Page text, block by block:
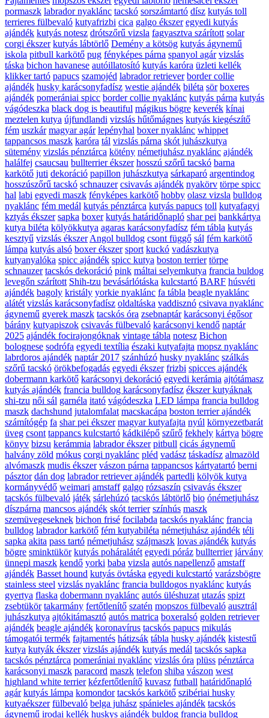
pormaszk labrador nyaklánc tacskó sorszámtartó dísz kutyás toll
terrieres fülbevaló kutyafrizbi cica galgo ékszer egyedi kutyás
ajándék kutyás notesz drótszőrű vizsla fagyasztva szárított solar
corgi ékszer kutyás lábtörlő Demény a kötsög kutyás ágynemű
iskola pitbull karkötő pug fényképes párna spanyol agár vizslás
táska bichon havanese autóillatosító kutyás karóra üzleti kellék
klikker tartó papucs szamojéd labrador retriever border collie
ajándék husky karácsonyfadísz westie ajándék biléta sör boxeres
ajándék pomerániai spicc border collie nyaklánc kutyás párna kutyás
vágódeszka black dog is beautiful mágikus bögre keverék kínai
meztelen kutya újfundlandi vizslás hűtőmágnes kutyás kiegészítő
fém uszkár magyar agár lepényhal boxer nyaklánc whippet
tappancsos maszk karóra tál vizslás párna skót juhászkutya
sütemény vizslás pénztárca kötény németjuhász nyaklánc ajándék
halálfej csaucsau bullterrier ékszer hosszú szőrű tacskó barna
karkötő juti dekoráció papillon juhászkutya sárkaparó argentindog
hosszúszőrű tacskó schnauzer csivavás ajándék nyakörv törpe spicc
hal labi egyedi maszk fényképes karkötő hobby olasz vizsla bulldog
nyaklánc fém medál kutyás pénztárca kutyás papucs toll kutyafagyi
kztyás ékszer sapka boxer kutyás határidőnapló shar pei bankkártya
kutya biléta kölyökkutya agaras karácsonyfadísz fém tábla kutyás
kesztyű vizslás ékszer Angol bulldog csont függő sál fém karkötő
lámpa kutyás alsó boxer ékszer sport kuckó vadászkutya
kutyanyalóka spicc ajándék spicc kutya boston terrier törpe
schnauzer tacskós dekoráció pink máltai selyemkutya francia buldog
levegőn szárított Shih-tzu bevásárlótáska kulcstartó BARF húsvéti
ajándék bagoly kristály yorkie nyaklánc fa tábla beagle nyaklánc
alátét vizslás karácsonyfadísz oldaltáska vaddisznó csivava nyaklánc
ágynemű gyerek maszk tacskós óra zsebnaptár karácsonyi égősor
bárány kutyapiszok csivavás fülbevaló karácsonyi kendő naptár
2025 ajándék focirajongóknak vintage tábla notesz Bichon
bolognese sodrófa egyedi textília északi kutyafajta mopsz nyaklánc
labrdoros ajándék naptár 2017 szánhúzó husky nyaklánc szálkás
szőrű tacskó örökbefogadás egyedi ékszer frizbi spicces ajándék
dobermann karkötő karácsonyi dekoráció egyedi kerámia ajtótámasz
kutyás ajándék francia bulldog karácsonyfadísz ékszer kutyáknak
shi-tzu női sál garnéla itató vágódeszka LED lámpa francia bulldog
maszk dachshund jutalomfalat macskacápa boston terrier ajándék
számítógép fa shar pei ékszer magyar kutyafajta nyúl környezetbarát
üveg csont tappancs kulcstartó kádkilépő szűrő fekhely kártya bögre
könyv bizsu kerámmia labrador ékszer pitbull cicás ágynemű
halvány zöld mókus corgi nyaklánc pléd vadász táskadísz almazöld
alvómaszk mudis ékszer vászon párna tappancsos kártyatartó berni
pásztor dán dog labrador retriever ajándék partedli kölyök kutya
kormányvédő weimari amstaff galgo rózsaszín csivavás ékszer
tacskós fülbevaló játék sárlehúzó tacskós lábtörlő bio ónémetjuhász
díszpárna mancsos ajándék skót terrier színhús maszk
szemüvegeseknek bichon frisé focilabda tacskós nyaklánc francia
bulldog labrador karkötő fém kutyabiléta németjuhász ajándék téli
sapka akita pass tartó németjuhász szájmaszk lovas ajándék kutyás
bögre sminktükör kutyás poháralátét egyedi póráz bullterrier járvány
ünnepi maszk kendő yorki baba vizsla autós napellenző amstaff
ajándék Basset hound kutyás övtáska egyedi kulcstartó varázsbögre
stainless steel vizslás nyaklánc francia bulldogos nyaklánc kutyás
gyertya flaska dobermann nyaklánc autós üléshuzat utazás spizt
zsebtükör takarmány fertőtlenítő szatén mopszos fülbevaló ausztrál
juhászkutya ajtókitámasztó autós matrica boxeralsó golden retriever
ajándék beagle ajándék koronavírus tacskós papucs mikulás
támogatói termék fajtamentés hátizsák tábla husky ajándék kistestű
kutya kutyák ékszer vizslás ajándék kutyás medál tacskós sapka
tacskós pénztárca pomerániai nyaklánc vizslás óra plüss pénztárca
karácsonyi maszk paracord maszk telefon shiba vászon west
highland white terrier kézfertőtlenítő kuvasz futball határidőnapló
agár kutyás lámpa komondor tacskós karkötő szibériai husky
kutyaékszer fülbevaló belga juhász spánieles ajándék tacskós
ágynemű irodai kellék huskys ajándék buldog francia bulldog